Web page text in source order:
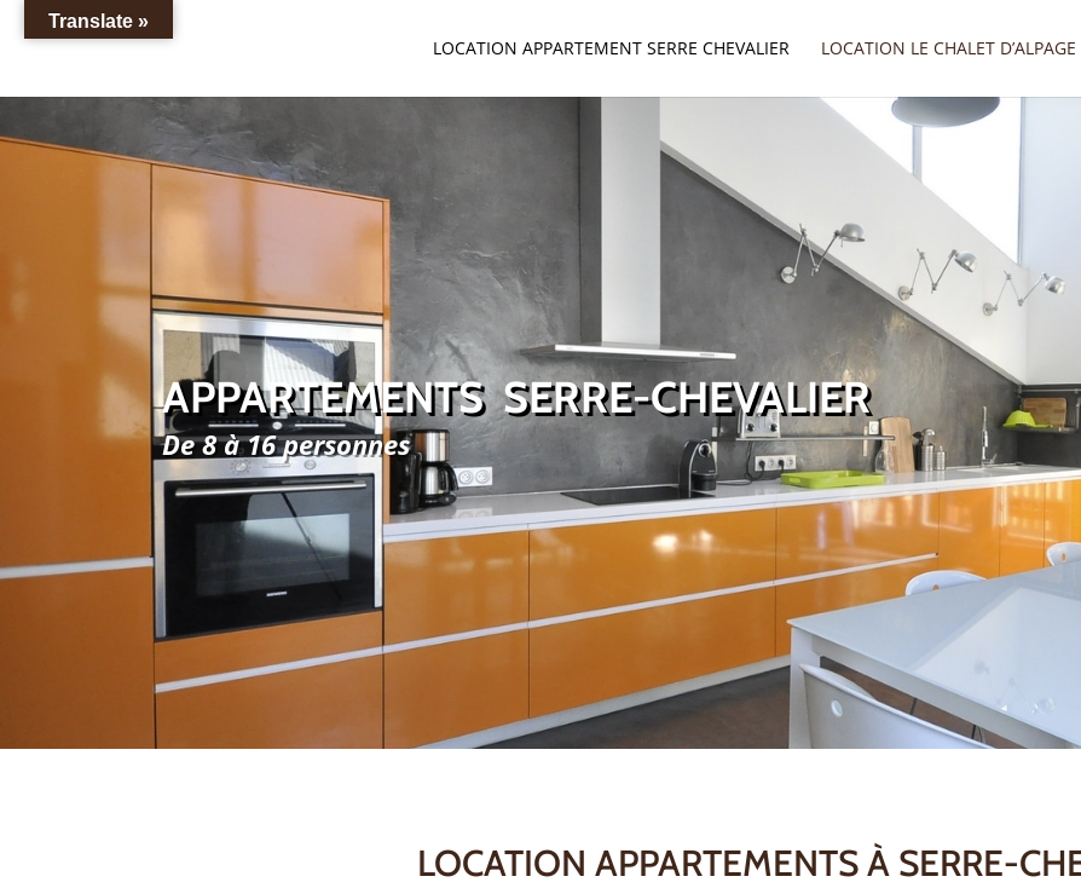
LOCATION APPARTEMENT SERRE CHEVALIER LOCATION LE CHALET D’ALPAGE
APPARTEMENTS SERRE-CHEVALIER
De 8 à 16 personnes
LOCATION APPARTEMENTS À SERRE-
Translate »